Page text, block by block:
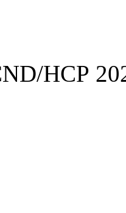
HCP